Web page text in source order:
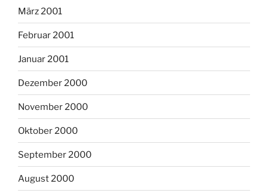
März 2001
Februar 2001
Januar 2001
Dezember 2000
November 2000
Oktober 2000
September 2000
August 2000